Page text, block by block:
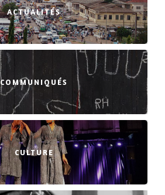
ACTUALITÉS
COMMUNIQUÉS
CULTURE